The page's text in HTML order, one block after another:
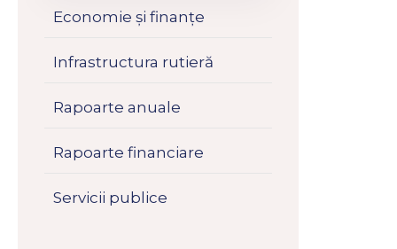
Economie și finanțe
Infrastructura rutieră
Rapoarte anuale
Rapoarte financiare
Servicii publice